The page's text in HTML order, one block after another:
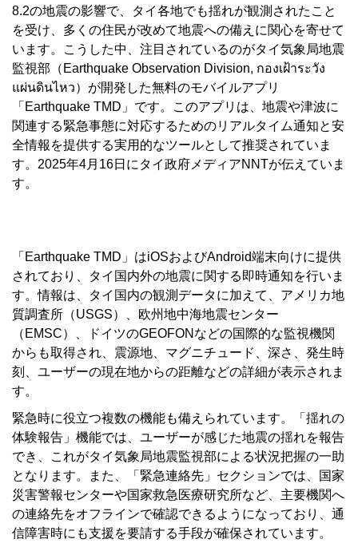
8.2の地震の影響で、タイ各地でも揺れが観測されたこと
を受け、多くの住民が改めて地震への備えに関心を寄せて
います。こうした中、注目されているのがタイ気象局地震
監視部（Earthquake Observation Division, กองเฝ้าระวัง
แผ่นดินไหว）が開発した無料のモバイルアプリ
「Earthquake TMD」です。このアプリは、地震や津波に
関連する緊急事態に対応するためのリアルタイム通知と安
全情報を提供する実用的なツールとして推奨されていま
す。2025年4月16日にタイ政府メディアNNTが伝えていま
す。
「Earthquake TMD」はiOSおよびAndroid端末向けに提供
されており、タイ国内外の地震に関する即時通知を行いま
す。情報は、タイ国内の観測データに加えて、アメリカ地
質調査所（USGS）、欧州地中海地震センター
（EMSC）、ドイツのGEOFONなどの国際的な監視機関
からも取得され、震源地、マグニチュード、深さ、発生時
刻、ユーザーの現在地からの距離などの詳細が表示されま
す。
緊急時に役立つ複数の機能も備えられています。「揺れの
体験報告」機能では、ユーザーが感じた地震の揺れを報告
でき、これがタイ気象局地震監視部による状況把握の一助
となります。また、「緊急連絡先」セクションでは、国家
災害警報センターや国家救急医療研究所など、主要機関へ
の連絡先をオフラインで確認できるようになっており、通
信障害時にも支援を要請する手段が確保されています。